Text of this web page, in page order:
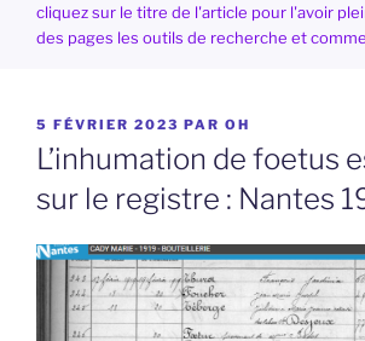
cliquez sur le titre de l'article pour l'avoir
des pages les outils de recherche et
PUBLIÉ
LE
5 FÉVRIER 2023 PAR OH
L’inhumation de foetus
sur le registre : Nantes